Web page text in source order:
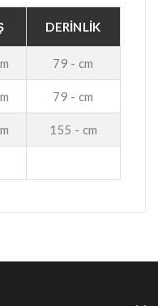
DERİNLİK
79 - cm
79 - cm
155 - cm